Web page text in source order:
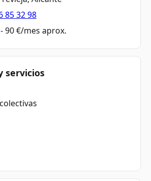
85 32 98
90 €/mes aprox.
servicios